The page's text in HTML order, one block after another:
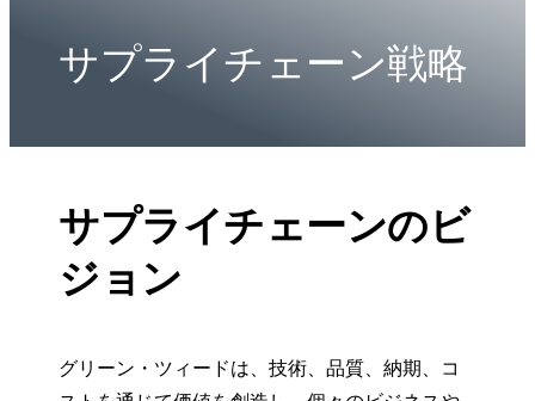
サプライチェーン戦略
サプライチェーンのビ
ジョン
グリーン・ツィードは、技術、品質、納期、コ